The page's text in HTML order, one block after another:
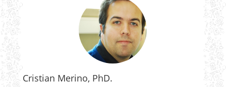
Cristian Merino, PhD.